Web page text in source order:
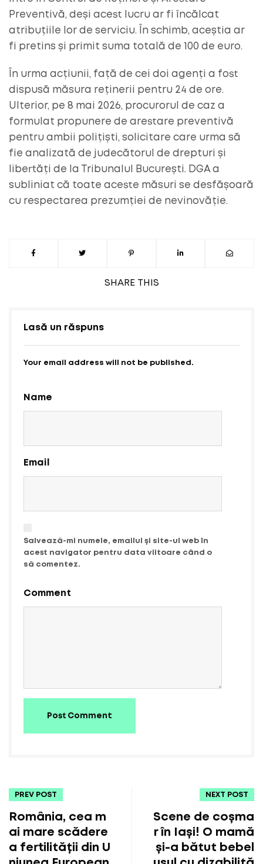
SHARE THIS
Preventivă, deși acest lucru ar fi încălcat
atribuțiile lor de serviciu. În schimb, aceștia ar
fi pretins și primit suma totală de 100 de euro.
În urma acțiunii, față de cei doi agenți a fost
dispusă măsura reținerii pentru 24 de ore.
Ulterior, pe 8 mai 2026, procurorul de caz a
formulat propunere de arestare preventivă
pentru ambii polițiști, solicitare care urma să
fie analizată de judecătorul de drepturi și
libertăți de la Tribunalul București. DGA a
subliniat că toate aceste măsuri se desfășoară
cu respectarea prezumției de nevinovăție.
Lasă un răspuns
Your email address will not be published.
Name
Email
Salvează-mi numele, emailul și site-ul web în
acest navigator pentru data viitoare când o
să comentez.
Comment
Post Comment
PREV POST
România, cea m
ai mare scădere
a fertilității din U
NEXT POST
Scene de coșma
r în Iași! O mamă
și-a bătut bebel